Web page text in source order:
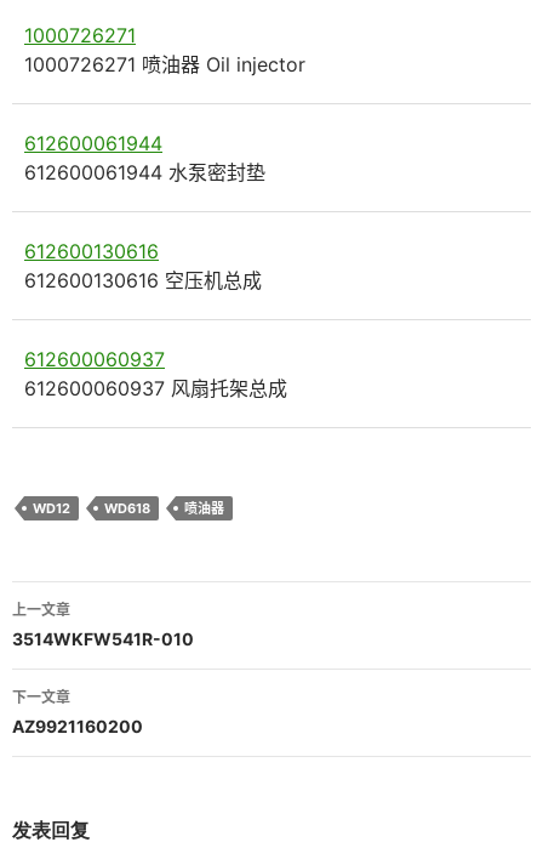
1000726271
1000726271 喷油器 Oil injector
612600061944
612600061944 水泵密封垫
612600130616
612600130616 空压机总成
612600060937
612600060937 风扇托架总成
WD12 WD618 喷油器
文
章
导
航
上一文章
3514WKFW541R-010
下一文章
AZ9921160200
发表回复